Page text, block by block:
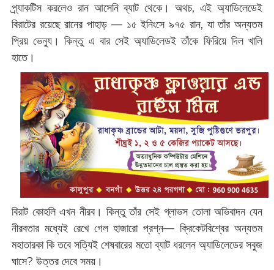
প্র্যাকটিস করলেও রান আসেনি ব্যাট থেকে। অথচ, এই অ্যাডিলেডেই
বিরাটের রয়েছে রানের পাহাড় — ১৫ ইনিংসে ৯৭৫ রান, যা তাঁর অন্যতম
প্রিয় ভেন্যু। কিন্তু এ বার সেই অ্যাডিলেডই তাঁকে ফিরিয়ে দিল খালি
হাতে।
বিরাট কোহলি এখন নীরব। কিন্তু তাঁর সেই গ্লাভস তোলা অভিবাদন যেন
নীরবতার মধ্যেই রেখে গেল হাজারো প্রশ্ন— ক্রিকেটবিশ্বের অন্যতম
মহাতারকা কি তবে সত্যিই শেষবারের মতো ব্যাট ধরলেন অ্যাডিলেডের সবুজ
ঘাসে? উত্তর দেবে সময়।